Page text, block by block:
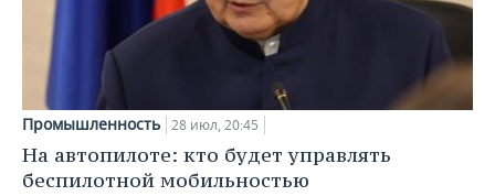
Промышленность 28 июл, 20:45
На автопилоте: кто будет управлять
беспилотной мобильностью